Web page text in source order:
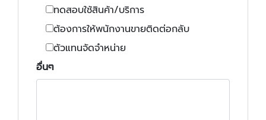
ทดสอบใช้สินค้า/บริการ
ต้องการให้พนักงานขายติดต่อกลับ
ตัวแทนจัดจำหน่าย
อื่นๆ